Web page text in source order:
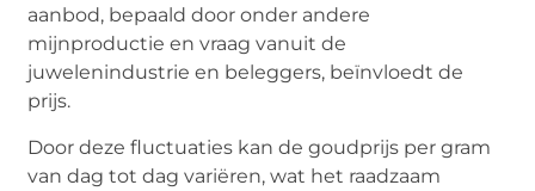
aanbod, bepaald door onder andere
mijnproductie en vraag vanuit de
juwelenindustrie en beleggers, beïnvloedt de
prijs.
Door deze fluctuaties kan de goudprijs per gram
van dag tot dag variëren, wat het raadzaam